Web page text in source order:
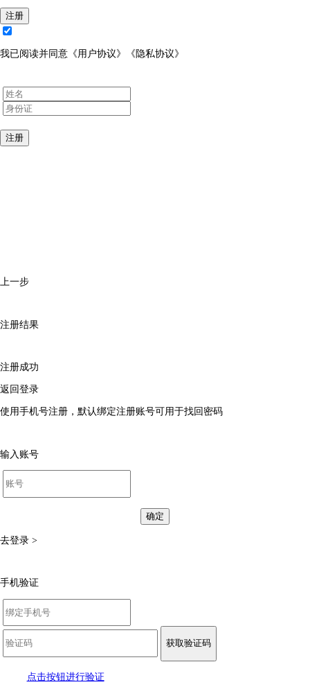
注册
我已阅读并同意 《用户协议》 《隐私协议》
注册
上一步
注册结果
注册成功
返回登录
使用手机号注册，默认绑定注册账号可用于找回密码
输入账号
确定
去登录 >
手机验证
获取验证码
点击按钮进行验证